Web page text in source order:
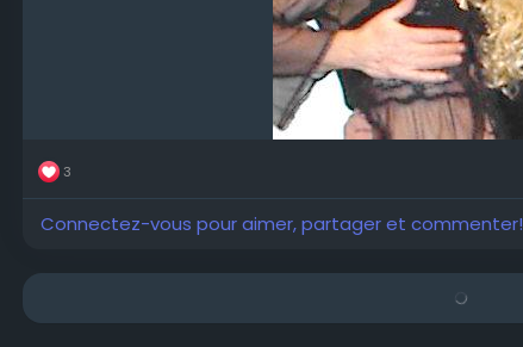
3
Connectez-vous pour aimer, partager et commenter!